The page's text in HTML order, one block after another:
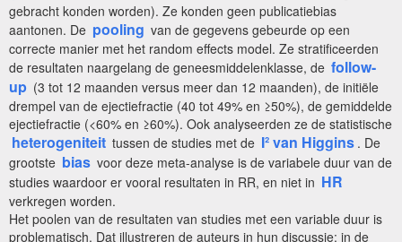
gebracht konden worden). Ze konden geen publicatiebias
aantonen. De pooling van de gegevens gebeurde op een
correcte manier met het random effects model. Ze stratificeerden
de resultaten naargelang de geneesmiddelenklasse, de follow-
up (3 tot 12 maanden versus meer dan 12 maanden), de initiële
drempel van de ejectiefractie (40 tot 49% en ≥50%), de gemiddelde
ejectiefractie (<60% en ≥60%). Ook analyseerden ze de statistische
heterogeniteit tussen de studies met de I² van Higgins . De
grootste bias voor deze meta-analyse is de variabele duur van de
studies waardoor er vooral resultaten in RR, en niet in HR
verkregen worden.
Het poolen van de resultaten van studies met een variable duur is
problematisch. Dat illustreren de auteurs in hun discussie: in de